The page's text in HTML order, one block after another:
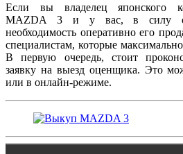
Если вы владелец японского
MAZDA 3 и у вас, в силу
необходимость оперативно его
специалистам, которые
В первую очередь, стоит
заявку на выезд оценщика. Это
или в онлайн-режиме.